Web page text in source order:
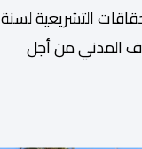
التشريعية لسنة
المدني من أجل